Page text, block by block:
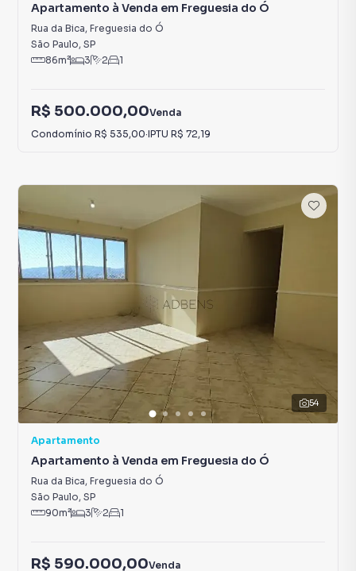
Apartamento à Venda em Freguesia do Ó
Rua da Bica, Freguesia do Ó
São Paulo, SP
86m² 3 2 1
R$ 500.000,00Venda
Condomínio R$ 535,00·IPTU R$ 72,19
54
Apartamento
Apartamento à Venda em Freguesia do Ó
Rua da Bica, Freguesia do Ó
São Paulo, SP
90m² 3 2 1
R$ 590.000,00Venda